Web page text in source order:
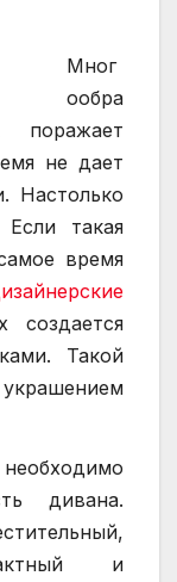
Мног
ообра
не дает
Настолько
такая
время
Такой
дивана.
и